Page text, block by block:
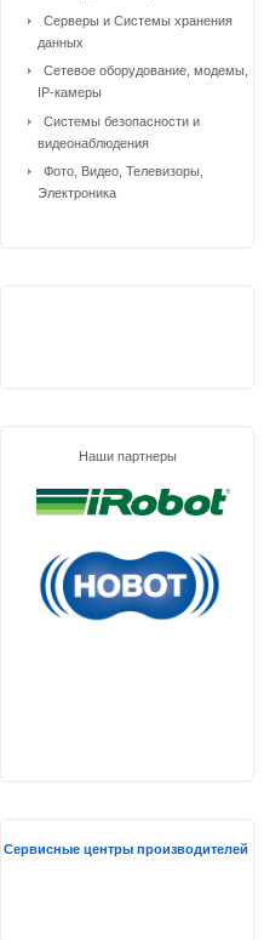
Серверы и Системы хранения
данных
Сетевое оборудование, модемы,
IP-камеры
Системы безопасности и
видеонаблюдения
Фото, Видео, Телевизоры,
Электроника
Наши партнеры
Сервисные центры производителей